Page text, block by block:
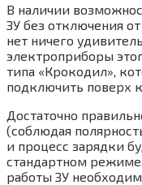
В наличии
ЗУ без отключения
нет ничего
электроприборы
типа «Крокодил»,
подключить поверх
Достаточно
(соблюдая
и процесс зарядки
стандартном
работы ЗУ